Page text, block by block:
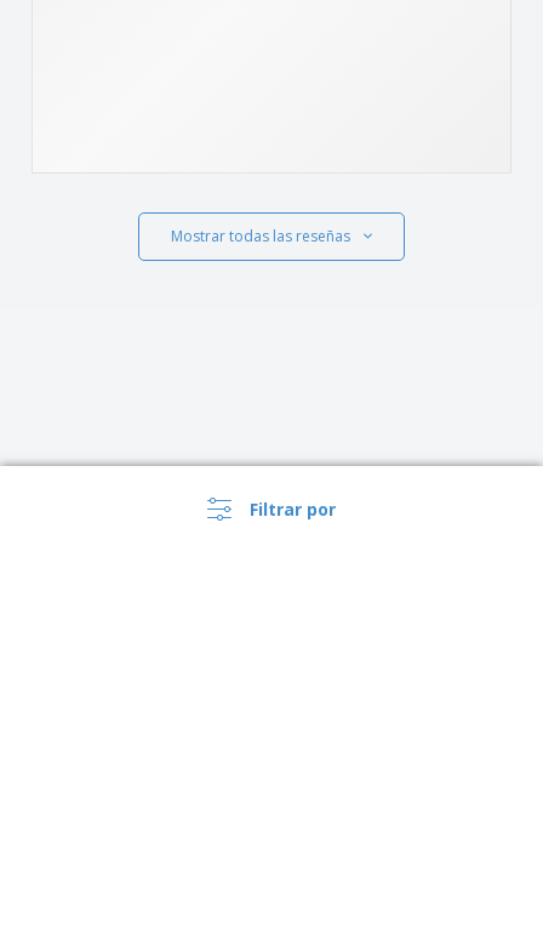
Filtrar por
Mostrar todas las reseñas